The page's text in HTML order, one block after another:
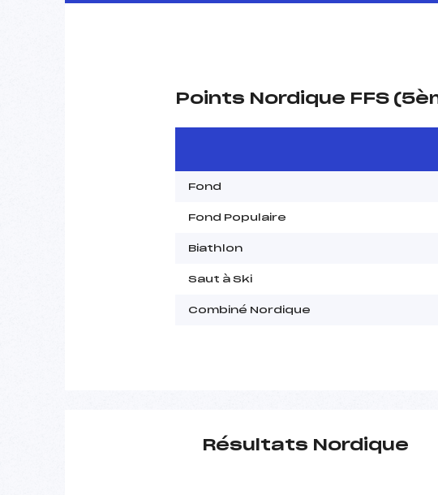
Points Nordique FFS
Fond
Fond Populaire
Biathlon
Saut à Ski
Combiné Nordique
Résultats Nordique